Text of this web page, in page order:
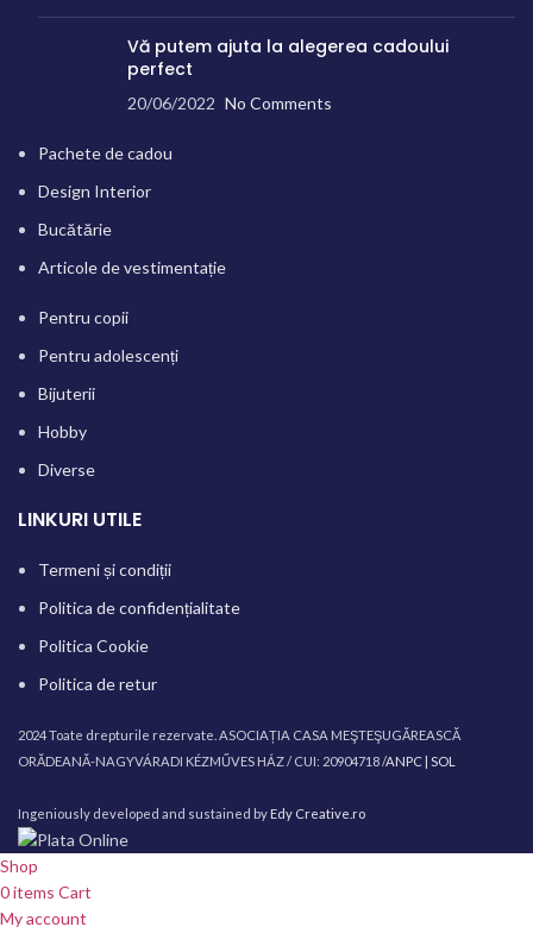
Vă putem ajuta la alegerea cadoului
perfect
20/06/2022 No Comments
Pachete de cadou
Design Interior
Bucătărie
Articole de vestimentație
Pentru copii
Pentru adolescenți
Bijuterii
Hobby
Diverse
LINKURI UTILE
Termeni și condiții
Politica de confidențialitate
Politica Cookie
Politica de retur
2024 Toate drepturile rezervate. ASOCIAȚIA CASA MEŞTEŞUGĂREASCĂ
ORĂDEANĂ-NAGYVÁRADI KÉZMŰVES HÁZ / CUI: 20904718 /ANPC | SOL
Ingeniously developed and sustained by Edy Creative.ro
Shop
0items Cart
My account